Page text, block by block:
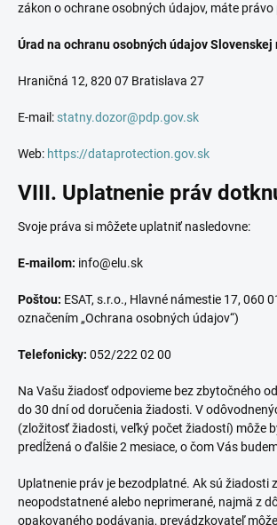
zákon o ochrane osobných údajov, máte
Úrad na ochranu osobných údajov
Hraničná 12, 820 07 Bratislava 27
E-mail: statny.dozor@pdp.gov.sk
Web: https://dataprotection.gov.sk
VIII. Uplatnenie práv
Svoje práva si môžete uplatniť nasledovne:
E-mailom: info@elu.sk
Poštou: ESAT, s.r.o., Hlavné námestie 17, 060
označením „Ochrana osobných údajov“)
Telefonicky: 052/222 02 00
Na Vašu žiadosť odpovieme bez zbytočného
do 30 dní od doručenia žiadosti. V
(zložitosť žiadosti, veľký počet žiadostí) môže
predĺžená o ďalšie 2 mesiace, o čom Vás
Uplatnenie práv je bezodplatné. Ak sú žiadosti
neopodstatnené alebo neprimerané, najmä z
opakovaného podávania, prevádzkovateľ